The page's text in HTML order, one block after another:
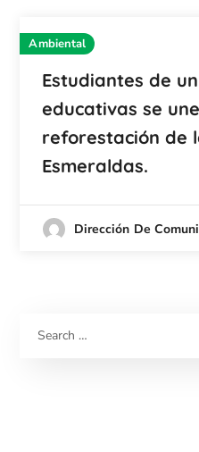
Ambiental
Estudiantes de
educativas se
reforestación de
Esmeraldas.
Dirección De